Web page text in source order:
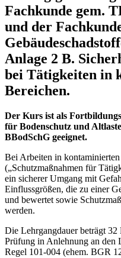
Fachkunde gem.
und der
Anlage 2 B.
bei Tätigkeiten in
Bereichen.
Der Kurs ist als
für Bodenschutz und
BBodSchG geeignet.
Bei Arbeiten in
(„Schutzmaßnahmen für
ein sicherer Umgang mit
Einflussgrößen, die zu einer
und bewertet sowie
werden.
Die Lehrgangdauer beträgt
Prüfung in Anlehnung an
Regel 101-004 (ehem. BGR